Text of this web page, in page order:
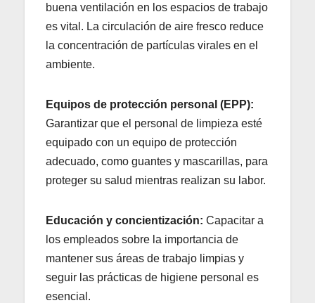
buena ventilación en los espacios de trabajo
es vital. La circulación de aire fresco reduce
la concentración de partículas virales en el
ambiente.
Equipos de protección personal (EPP):
Garantizar que el personal de limpieza esté
equipado con un equipo de protección
adecuado, como guantes y mascarillas, para
proteger su salud mientras realizan su labor.
Educación y concientización: Capacitar a
los empleados sobre la importancia de
mantener sus áreas de trabajo limpias y
seguir las prácticas de higiene personal es
esencial.